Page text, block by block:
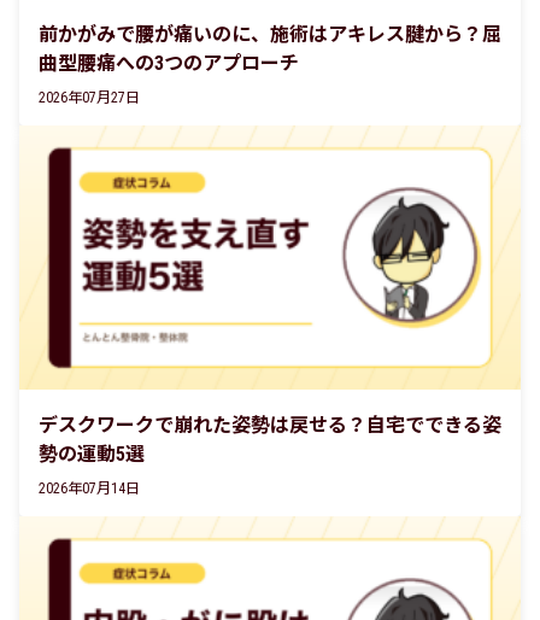
前かがみで腰が痛いのに、施術はアキレス腱から？屈
曲型腰痛への3つのアプローチ
2026年07月27日
デスクワークで崩れた姿勢は戻せる？自宅でできる姿
勢の運動5選
2026年07月14日